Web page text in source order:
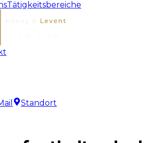
Tätigkeitsbereiche
Standort